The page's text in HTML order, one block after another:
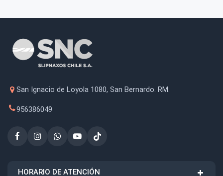
San Ignacio de Loyola 1080, San Bernardo. RM.
956386049
HORARIO DE ATENCIÓN